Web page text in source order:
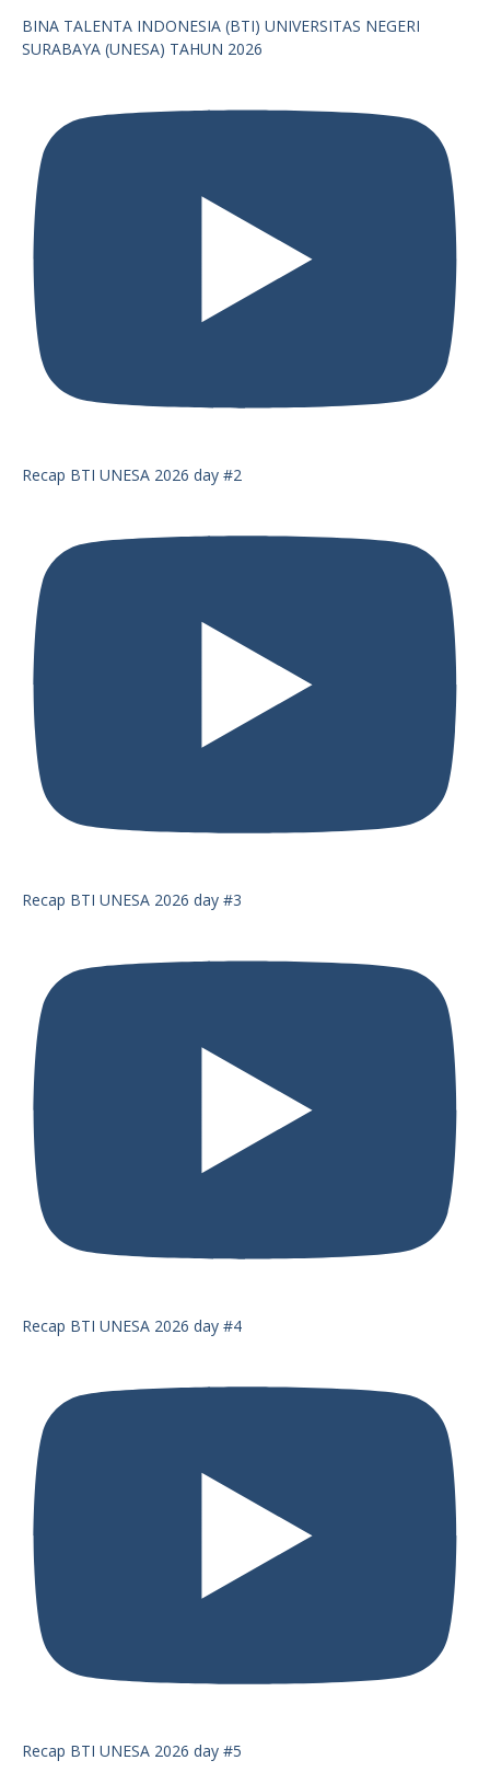
BINA TALENTA INDONESIA (BTI) UNIVERSITAS NEGERI
SURABAYA (UNESA) TAHUN 2026
Recap BTI UNESA 2026 day #2
Recap BTI UNESA 2026 day #3
Recap BTI UNESA 2026 day #4
Recap BTI UNESA 2026 day #5